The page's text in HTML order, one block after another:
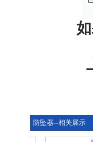
防坠器--相关展示